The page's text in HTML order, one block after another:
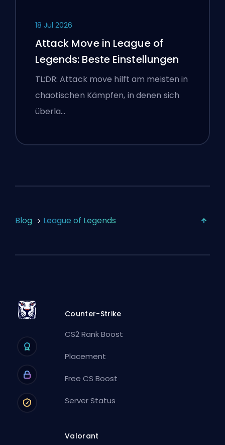
18 Jul 2026
Attack Move in League of
Legends: Beste Einstellungen
TL;DR: Attack move hilft am meisten in
chaotischen Kämpfen, in denen sich
überla…
Blog League of Legends
Counter-Strike
CS2 Rank Boost
Placement
Free CS Boost
Server Status
Valorant